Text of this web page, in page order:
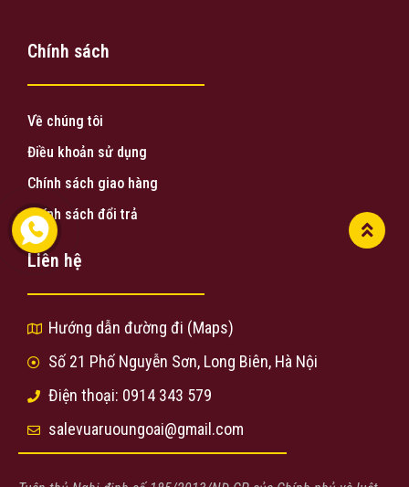
Chính sách
Về chúng tôi
Điều khoản sử dụng
Chính sách giao hàng
Chính sách đổi trả
Liên hệ
Hướng dẫn đường đi (Maps)
Số 21 Phố Nguyễn Sơn, Long Biên, Hà Nội
Điện thoại: 0914 343 579
salevuaruoungoai@gmail.com